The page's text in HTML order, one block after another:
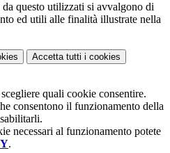
questo utilizzati si avvalgono di
ed utili alle finalità illustrate nella
Accetta tutti i cookies
quali cookie consentire.
consentono il funzionamento della
necessari al funzionamento potete
.